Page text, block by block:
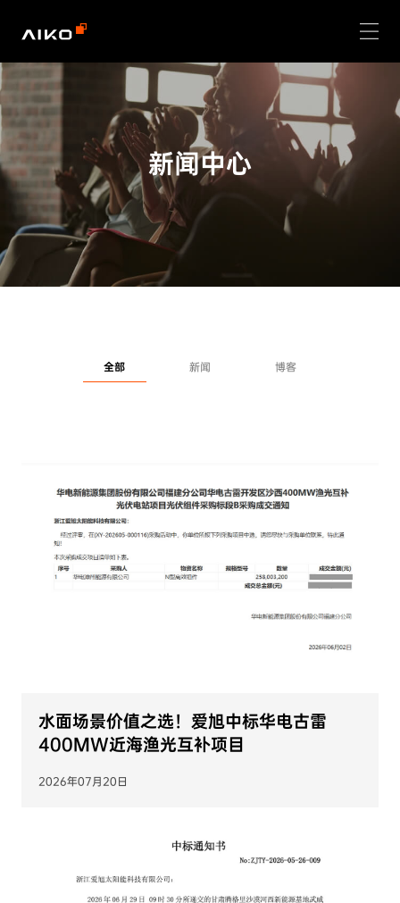
新闻中心
全部 新闻 博客
水面场景价值之选！爱旭中标华电古雷
400MW近海渔光互补项目
2026年07月20日